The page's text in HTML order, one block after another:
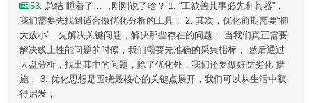
53. 总结 睡着了……刚刚说了啥？ 1. “工欲善其事必先利其器”，
我们需要先找到适合做优化分析的工具； 2. 其次，优化前期需要“抓
大放小”，先解决关键问题，解决那些存在的问题； 当我们真正需要
解决线上性能问题的时候，我们需要先准确的采集指标， 然后通过
大盘分析，找出其中的问题，除了优化外，我们还要做好防劣化 措
施； 3. 优化思想是围绕最核心的关键点展开，我们可以从生活中获
得启发；